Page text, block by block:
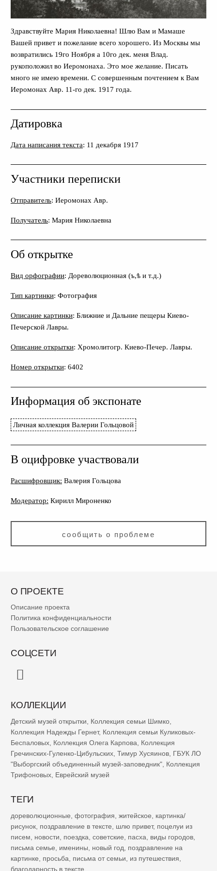
Здравствуйте Мария Николаевна! Шлю Вам и Мамаше
Вашей привет и пожелание всего хорошего. Из Москвы мы
возвратились 19го Ноября а 10го дек. меня Влад.
рукоположил во Иеромонаха. Это мое желание. Писать
много не имею времени. С совершенным почтением к Вам
Иеромонах Авр. 11-го дек. 1917 года.
Датировка
Дата написания текста: 11 декабря 1917
Участники переписки
Отправитель: Иеромонах Авр.
Получатель: Мария Николаевна
Об открытке
Вид орфографии: Дореволюционная (ъ,ѣ и т.д.)
Тип картинки: Фотография
Описание картинки: Ближние и Дальние пещеры Киево-
Печерской Лавры.
Описание открытки: Хромолитогр. Киево-Печер. Лавры.
Номер открытки: 6402
Информация об экспонате
Личная коллекция Валерии Гольцовой
В оцифровке участвовали
Расшифровщик: Валерия Гольцова
Модератор: Кирилл Мироненко
сообщить о проблеме
О ПРОЕКТЕ
Описание проекта
Политика конфиденциальности
Пользовательское соглашение
СОЦСЕТИ
КОЛЛЕКЦИИ
Детский музей открытки Коллекция семьи Шимко
Коллекция Надежды Гернет, Коллекция семьи Куликовых-
Беспаловых Коллекция Олега Карпова
Коллекция
Гречинских-Гуленко-Цибульских Тимур Хусяинов ГБУК ЛО
"Выборгский объединенный музей-заповедник" Коллекция
Трифоновых Еврейский музей
ТЕГИ
дореволюционные фотография житейское
картинка/
рисунок поздравление в тексте шлю привет, поцелуи из
писем
новости поездка советские пасха виды городов
письма семье
именины новый год
поздравление на
картинке
просьба письма от семьи из путешествия
благодарность в тексте